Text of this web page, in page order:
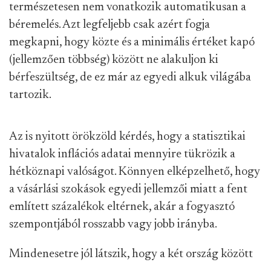
természetesen nem vonatkozik automatikusan a
béremelés. Azt legfeljebb csak azért fogja
megkapni, hogy közte és a minimális értéket kapó
(jellemzően többség) között ne alakuljon ki
bérfeszültség, de ez már az egyedi alkuk világába
tartozik.
Az is nyitott örökzöld kérdés, hogy a statisztikai
hivatalok inflációs adatai mennyire tükrözik a
hétköznapi valóságot. Könnyen elképzelhető, hogy
a vásárlási szokások egyedi jellemzői miatt a fent
említett százalékok eltérnek, akár a fogyasztó
szempontjából rosszabb vagy jobb irányba.
Mindenesetre jól látszik, hogy a két ország között